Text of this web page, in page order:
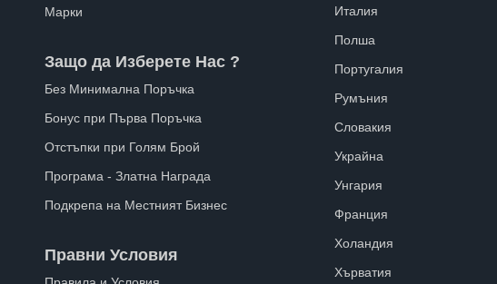
Марки
Защо да Изберете Нас ?
Без Минимална Поръчка
Бонус при Първа Поръчка
Отстъпки при Голям Брой
Програма - Златна Награда
Подкрепа на Местният Бизнес
Правни Условия
Италия
Полша
Португалия
Румъния
Словакия
Украйна
Унгария
Франция
Холандия
Хърватия